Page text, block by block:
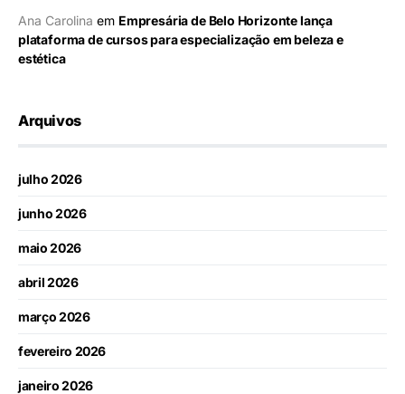
Ana Carolina em Empresária de Belo Horizonte lança
plataforma de cursos para especialização em beleza e
estética
Arquivos
julho 2026
junho 2026
maio 2026
abril 2026
março 2026
fevereiro 2026
janeiro 2026